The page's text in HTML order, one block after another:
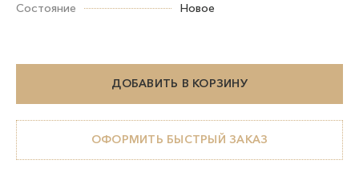
Состояние
Новое
ДОБАВИТЬ В КОРЗИНУ
ОФОРМИТЬ БЫСТРЫЙ ЗАКАЗ